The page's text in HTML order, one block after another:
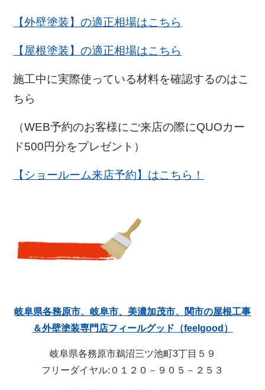
【外壁塗装】の適正相場はこちら
【屋根塗装】の適正相場はこちら
施工中に実際使っている材料を確認するのはこ
ちら
（WEB予約のお客様にご来店の際にQUOカー
ド500円分をプレゼント）
【ショールーム来店予約】はこちら！
岐阜県各務原市、岐阜市、美濃加茂市、関市の屋根工事
＆外壁塗装専門店フィールグッド（feelgood）
岐阜県各務原市鵜沼三ツ池町3丁目５９
フリーダイヤル:０１２０－９０５－２５３